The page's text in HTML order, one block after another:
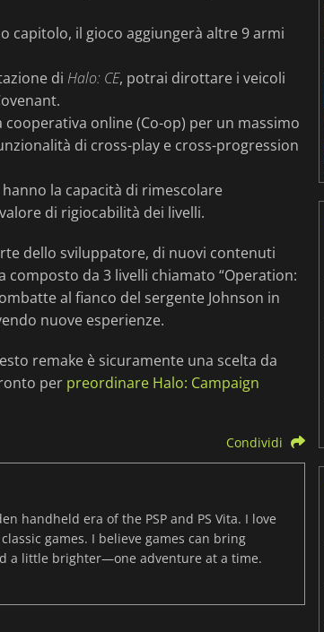
capitolo, il gioco aggiungerà altre 9 armi
di Halo: CE, potrai dirottare i veicoli
online (Co-op) per un massimo
di cross-play e cross-progression
la capacità di rimescolare
di rigiocabilità dei livelli.
dello sviluppatore, di nuovi contenuti
da 3 livelli chiamato “Operation:
al fianco del sergente Johnson in
nuove esperienze.
remake è sicuramente una scelta da
per preordinare Halo: Campaign
Condividi
handheld era of the PSP and PS Vita. I love
games. I believe games can bring
a little brighter—one adventure at a time.